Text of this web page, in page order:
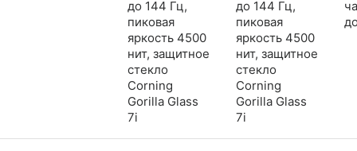
до 144 Гц,
пиковая
яркость 4500
нит, защитное
стекло
Corning
Gorilla Glass
7i
до 144 Гц,
пиковая
яркость 4500
нит, защитное
стекло
Corning
Gorilla Glass
7i